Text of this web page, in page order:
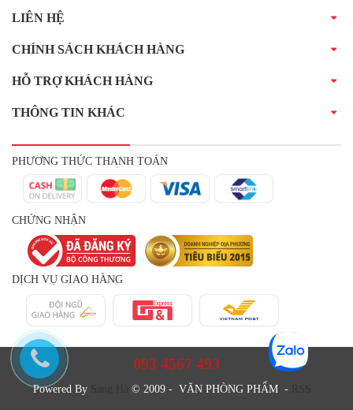
LIÊN HỆ
CHÍNH SÁCH KHÁCH HÀNG
HỖ TRỢ KHÁCH HÀNG
THÔNG TIN KHÁC
PHƯƠNG THỨC THANH TOÁN
CHỨNG NHẬN
DỊCH VỤ GIAO HÀNG
093 4567 493
Powered By © 2009 - VĂN PHÒNG PHẨM -